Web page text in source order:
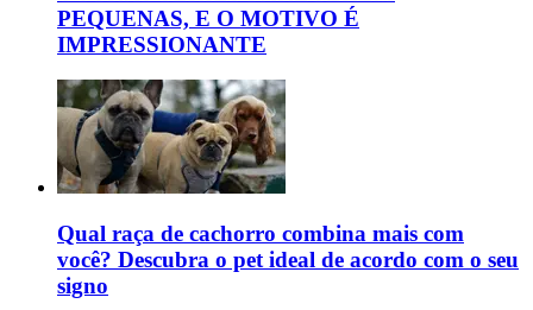
PEQUENAS, E O MOTIVO É
IMPRESSIONANTE
Qual raça de cachorro combina mais com
você? Descubra o pet ideal de acordo com o seu
signo